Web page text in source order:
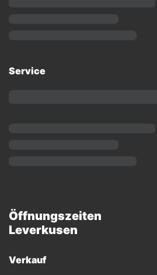
Service
Öffnungszeiten
Leverkusen
Verkauf